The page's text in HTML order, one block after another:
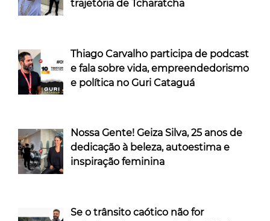
trajetória de Tcharatcha
Thiago Carvalho participa de podcast
e fala sobre vida, empreendedorismo
e política no Guri Cataguá
Nossa Gente! Geiza Silva, 25 anos de
dedicação à beleza, autoestima e
inspiração feminina
Se o trânsito caótico não for